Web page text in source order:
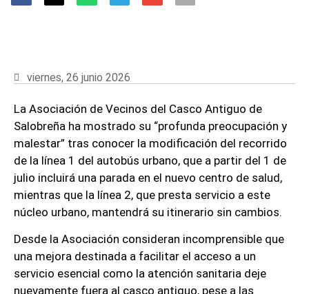
viernes, 26 junio 2026
La Asociación de Vecinos del Casco Antiguo de
Salobreña ha mostrado su “profunda preocupación y
malestar” tras conocer la modificación del recorrido
de la línea 1 del autobús urbano, que a partir del 1 de
julio incluirá una parada en el nuevo centro de salud,
mientras que la línea 2, que presta servicio a este
núcleo urbano, mantendrá su itinerario sin cambios.
Desde la Asociación consideran incomprensible que
una mejora destinada a facilitar el acceso a un
servicio esencial como la atención sanitaria deje
nuevamente fuera al casco antiguo, pese a las